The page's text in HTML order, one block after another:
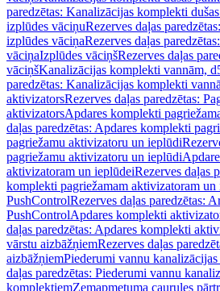
paredzētas: Kanalizācijas komplekti
izplūdes vāciņuRezerves daļas
izplūdes vāciņaRezerves daļas
vāciņaIzplūdes vāciņšRezerves daļas
vāciņšKanalizācijas komplekti vannām,
paredzētas: Kanalizācijas komplekti
aktivizatorsRezerves daļas paredzētas:
aktivizatorsApdares komplekti
daļas paredzētas: Apdares komplekti
pagriežamu aktivizatoru un ieplūdi
pagriežamu aktivizatoru un ieplūdi
aktivizatoram un ieplūdeiRezerves daļas
komplekti pagriežamam aktivizatoram un
PushControlRezerves daļas paredzētas:
PushControlApdares komplekti
daļas paredzētas: Apdares komplekti
vārstu aizbāžņiemRezerves daļas
aizbāžņiemPiederumi vannu
daļas paredzētas: Piederumi vannu
komplektiemZemapmetuma caurules